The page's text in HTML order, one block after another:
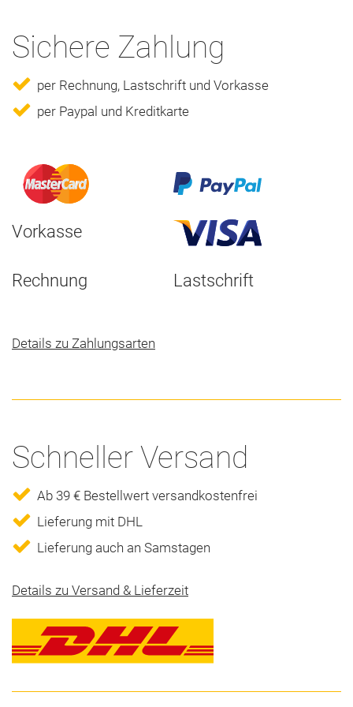
Sichere Zahlung
per Rechnung, Lastschrift und Vorkasse
per Paypal und Kreditkarte
Vorkasse
Rechnung Lastschrift
Details zu Zahlungsarten
Schneller Versand
Ab 39 € Bestellwert versandkostenfrei
Lieferung mit DHL
Lieferung auch an Samstagen
Details zu Versand & Lieferzeit